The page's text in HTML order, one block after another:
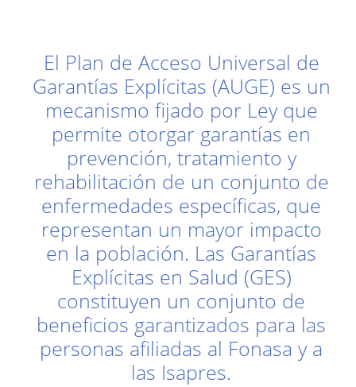
El Plan de Acceso Universal de
Garantías Explícitas (AUGE) es un
mecanismo fijado por Ley que
permite otorgar garantías en
prevención, tratamiento y
rehabilitación de un conjunto de
enfermedades específicas, que
representan un mayor impacto
en la población. Las Garantías
Explícitas en Salud (GES)
constituyen un conjunto de
beneficios garantizados para las
personas afiliadas al Fonasa y a
las Isapres.